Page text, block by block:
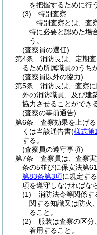
を把握するために行
(3)
特別査察
特別査察とは、査
特に必要と認めた場
う。
(査察員の選任)
第4条
消防長は、定期
るため所属職員のうち
(査察員以外の協力)
第5条
消防長は、査察
外の消防職員、及び建
協力させることができ
(査察の事前通告)
第6条
査察効果を上げ
くは当該通告書(様式第
する。
(査察員の遵守事項)
第7条
査察員は、査察
条の5並びに保安法第61
第83条第3項に規定す
項を遵守しなければな
(1)
消防法令等関係す
関する知識又は防火
ること。
(2)
服装は査察の区
着用すること。